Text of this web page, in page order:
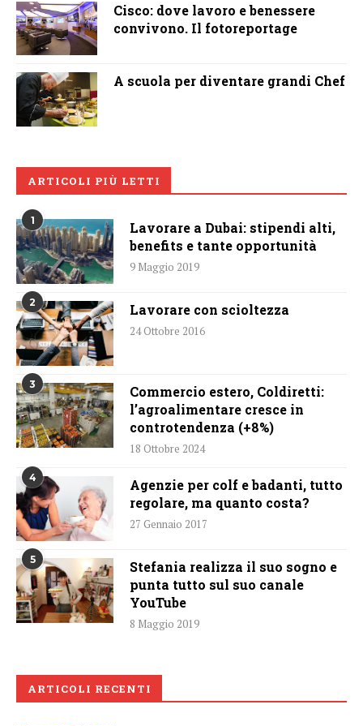
Cisco: dove lavoro e benessere
convivono. Il fotoreportage
A scuola per diventare grandi Chef
ARTICOLI PIÙ LETTI
1
Lavorare a Dubai: stipendi alti,
benefits e tante opportunità
9 Maggio 2019
2 Lavorare con scioltezza
24 Ottobre 2016
3
Commercio estero, Coldiretti:
l’agroalimentare cresce in
controtendenza (+8%)
18 Ottobre 2024
4
Agenzie per colf e badanti, tutto
regolare, ma quanto costa?
27 Gennaio 2017
5
Stefania realizza il suo sogno e
punta tutto sul suo canale
YouTube
8 Maggio 2019
ARTICOLI RECENTI